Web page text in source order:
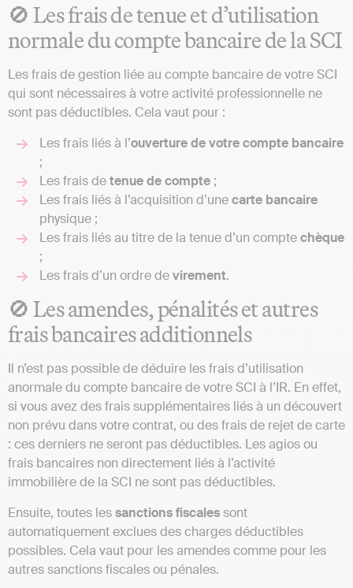
🚫 Les frais de tenue et d’utilisation
normale du compte bancaire de la SCI
Les frais de gestion liée au compte bancaire de votre SCI
qui sont nécessaires à votre activité professionnelle ne
sont pas déductibles. Cela vaut pour :
Les frais liés à l’ouverture de votre compte bancaire
;
Les frais detenue de compte ;
Les frais liés à l’acquisition d’unecarte bancaire
physique ;
Les frais liés au titre de la tenue d’un comptechèque
;
Les frais d’un ordre devirement.
🚫 Les amendes, pénalités et autres
frais bancaires additionnels
Il n’est pas possible de déduire les frais d’utilisation
anormale du compte bancaire de votre SCI à l’IR. En effet,
si vous avez des frais supplémentaires liés à un découvert
non prévu dans votre contrat, ou des frais de rejet de carte
: ces derniers ne seront pas déductibles. Les agios ou
frais bancaires non directement liés à l’activité
immobilière de la SCI ne sont pas déductibles.
Ensuite, toutes lessanctions fiscalessont
automatiquement exclues des charges déductibles
possibles. Cela vaut pour les amendes comme pour les
autres sanctions fiscales ou pénales.